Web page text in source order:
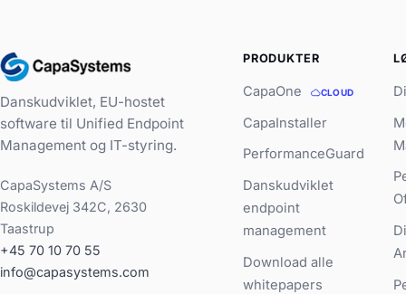
Danskudviklet, EU-hostet
software til Unified Endpoint
Management og IT-styring.
CapaSystems A/S
Roskildevej 342C, 2630
Taastrup
+45 70 10 70 55
info@capasystems.com
PRODUKTER
CapaOne CLOUD
CapaInstaller
PerformanceGuard
Danskudviklet
endpoint
management
Download alle
whitepapers